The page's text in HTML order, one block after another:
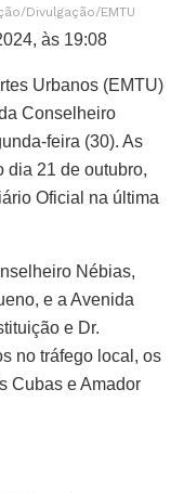
Divulgação/EMTU
às 19:08
Urbanos (EMTU)
Conselheiro
feira (30). As
dia 21 de outubro,
Oficial na última
Nébias,
e a Avenida
e Dr.
no tráfego local, os
Cubas e Amador